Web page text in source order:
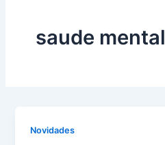
saude mental
Novidades